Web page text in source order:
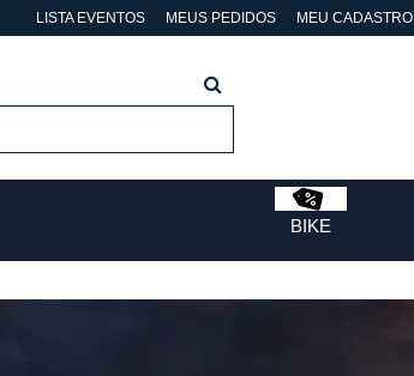
LISTA EVENTOS MEUS PEDIDOS MEU CADASTRO
BIKE